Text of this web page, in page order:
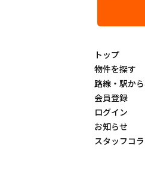
トップ
物件を探す
路線・駅か
会員登録
ログイン
お知らせ
スタッフコ